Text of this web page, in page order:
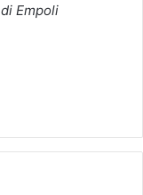
Empoli